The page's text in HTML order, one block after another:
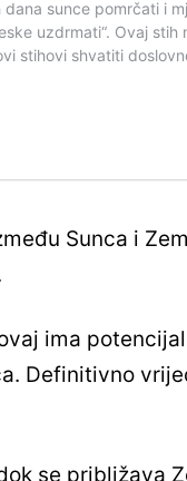
Sunca i
ima
Definitivno
se približava